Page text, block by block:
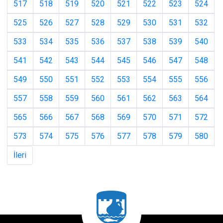
517 518 519 520 521 522 523
524
525
526 527 528 529 530 531
532
533
534 535 536 537 538 539
540
541
542 543 544 545 546 547
548
549
550 551 552 553 554 555
556
557
558 559 560 561 562 563
564
565
566 567 568 569 570 571
572
573
574 575 576 577 578 579
580
İleri